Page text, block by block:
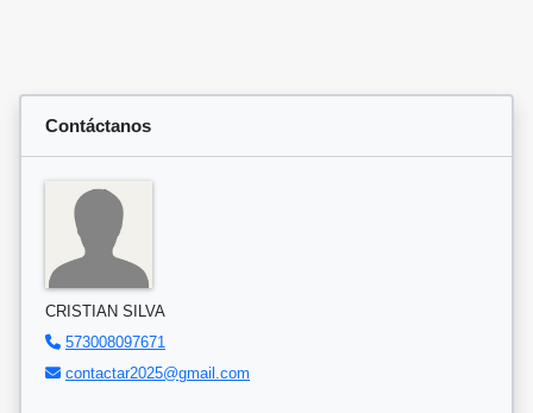
Contáctanos
CRISTIAN SILVA
573008097671
contactar2025@gmail.com